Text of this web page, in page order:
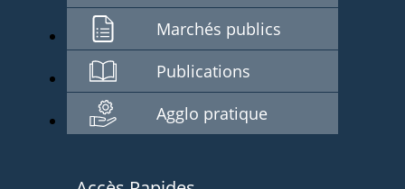
Marchés publics
Publications
Agglo pratique